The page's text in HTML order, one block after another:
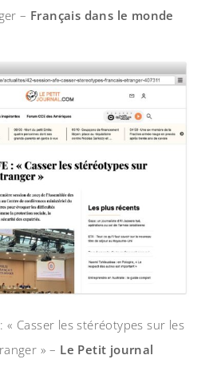
– Français dans le monde
« Casser les stéréotypes sur les
» – Le Petit journal